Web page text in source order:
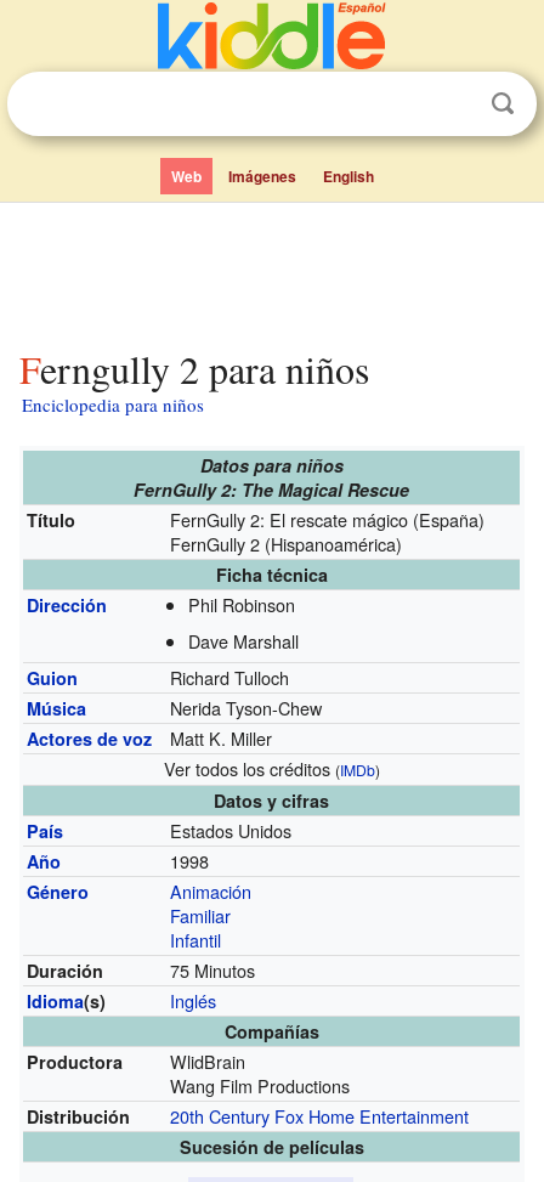
Web Imágenes English
Ferngully 2 para niños
Enciclopedia para niños
Datos para niños
FernGully 2: The Magical Rescue
Título
FernGully 2: El rescate mágico (España)
FernGully 2 (Hispanoamérica)
Ficha técnica
Dirección
Phil Robinson
Dave Marshall
Guion Richard Tulloch
Música Nerida Tyson-Chew
Actores de voz
Matt K. Miller
Ver todos los créditos (IMDb)
Datos y cifras
País
Estados Unidos
Año 1998
Género
Animación
Familiar
Infantil
Duración 75 Minutos
Idioma(s) Inglés
Compañías
Productora
WlidBrain
Wang Film Productions
Distribución 20th Century Fox Home Entertainment
Sucesión de películas